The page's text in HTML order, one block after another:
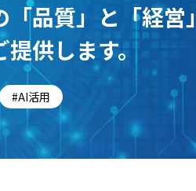
ト
「品質」と「経
提供します。
AI活用